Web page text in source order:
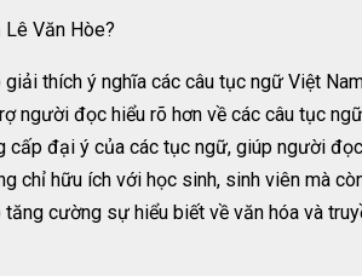
Văn Hòe?
giải thích ý nghĩa các câu tục ngữ Việt
người đọc hiểu rõ hơn về các câu tục
cấp đại ý của các tục ngữ, giúp người
chỉ hữu ích với học sinh, sinh viên mà
tăng cường sự hiểu biết về văn hóa và